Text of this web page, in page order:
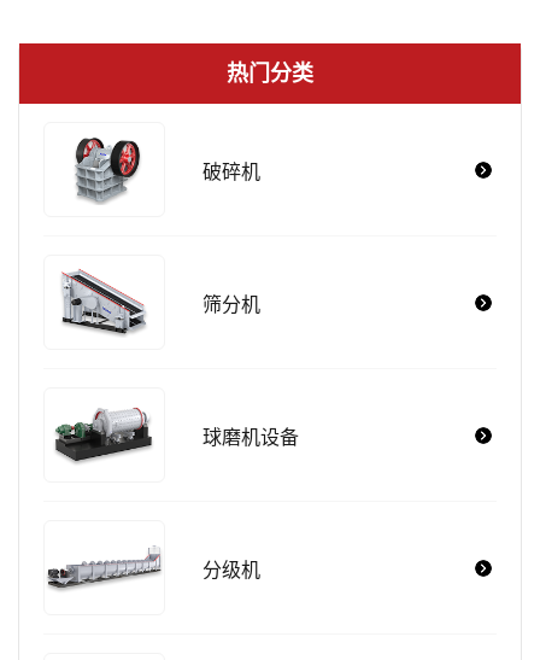
热门分类
破碎机
筛分机
球磨机设备
分级机